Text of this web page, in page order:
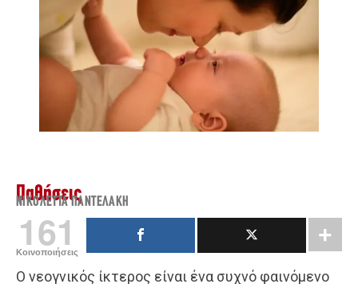
Παθήσεις
ΝΙΚΟΛΈΤΤΑ ΠΑΝΤΕΛΆΚΗ
161
Κοινοποιήσεις
Ο νεογνικός ίκτερος είναι ένα συχνό φαινόμενο